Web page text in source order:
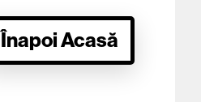
Înapoi Acasă